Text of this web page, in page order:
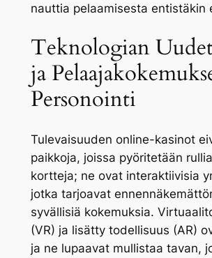
nauttia pelaamisesta entistäkin
Teknologian
ja
Personointi
Tulevaisuuden online-kasinot
paikkoja, joissa pyöritetään
kortteja; ne ovat interaktiivisia
jotka tarjoavat
syvällisiä kokemuksia.
(VR) ja lisätty todellisuus (AR)
ja ne lupaavat mullistaa tavan,